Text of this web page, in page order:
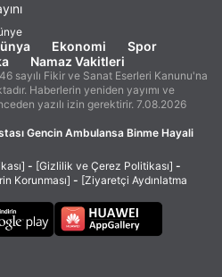
Ekonomi
Spor
Namaz Vakitleri
sayılı Fikir ve Sanat Eserleri Kanunu'na
Haberlerin yeniden yayımı ve
yazılı izin gerektirir. 7.08.2026
Gencin Ambulansa Binme Hayali
- [Gizlilik ve Çerez Politikası] -
Korunması] - [Ziyaretçi Aydınlatma